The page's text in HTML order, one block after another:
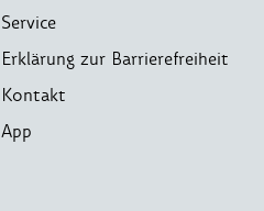
Service
Erklärung zur Barrierefreiheit
Kontakt
App